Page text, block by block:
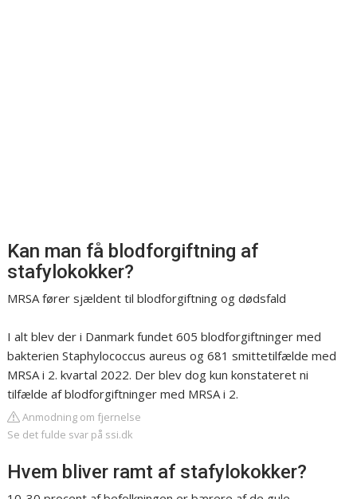
Kan man få blodforgiftning af
stafylokokker?
MRSA fører sjældent til blodforgiftning og dødsfald
I alt blev der i Danmark fundet 605 blodforgiftninger med
bakterien Staphylococcus aureus og 681 smittetilfælde med
MRSA i 2. kvartal 2022. Der blev dog kun konstateret ni
tilfælde af blodforgiftninger med MRSA i 2.
Anmodning om fjernelse
Se det fulde svar på ssi.dk
Hvem bliver ramt af stafylokokker?